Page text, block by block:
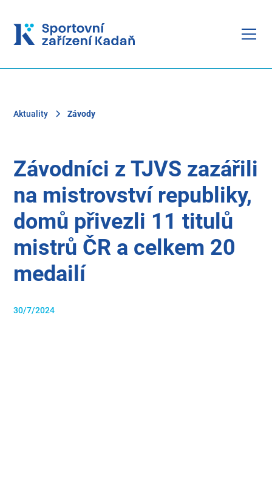
Aktuality Závody
Závodníci z TJVS zazářili
na mistrovství republiky,
domů přivezli 11 titulů
mistrů ČR a celkem 20
medailí
30/7/2024